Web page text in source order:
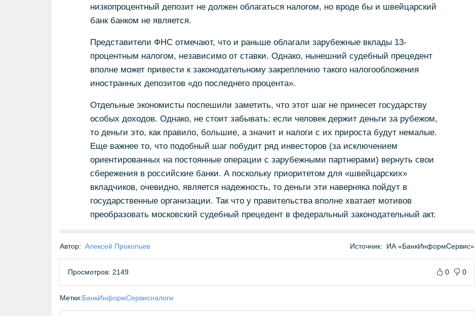
низкопроцентный депозит не должен облагаться налогом, но вроде бы и швейцарский
банк банком не является.
Представители ФНС отмечают, что и раньше облагали зарубежные вклады 13-
процентным налогом, независимо от ставки. Однако, нынешний судебный прецедент
вполне может привести к законодательному закреплению такого налогообложения
иностранных депозитов «до последнего процента».
Отдельные экономисты поспешили заметить, что этот шаг не принесет государству
особых доходов. Однако, не стоит забывать: если человек держит деньги за рубежом,
то деньги это, как правило, большие, а значит и налоги с их прироста будут немалые.
Еще важнее то, что подобный шаг побудит ряд инвесторов (за исключением
ориентированных на постоянные операции с зарубежными партнерами) вернуть свои
сбережения в российские банки. А поскольку приоритетом для «швейцарских»
вкладчиков, очевидно, является надежность, то деньги эти наверняка пойдут в
государственные организации. Так что у правительства вполне хватает мотивов
преобразовать московский судебный прецедент в федеральный законодательный акт.
Автор: Алексей Прокопьев Источник: ИА «БанкИнформСервис»
Просмотров: 2149 0 0
Метки:БанкИнформСервисналоги